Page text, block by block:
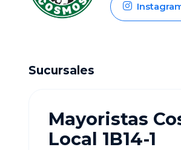
Sucursales
Mayoristas
Local 1B14-1